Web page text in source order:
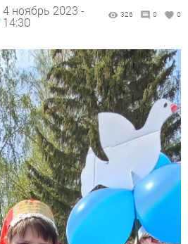
4 ноябрь 2023 -
14:30
326 0 0